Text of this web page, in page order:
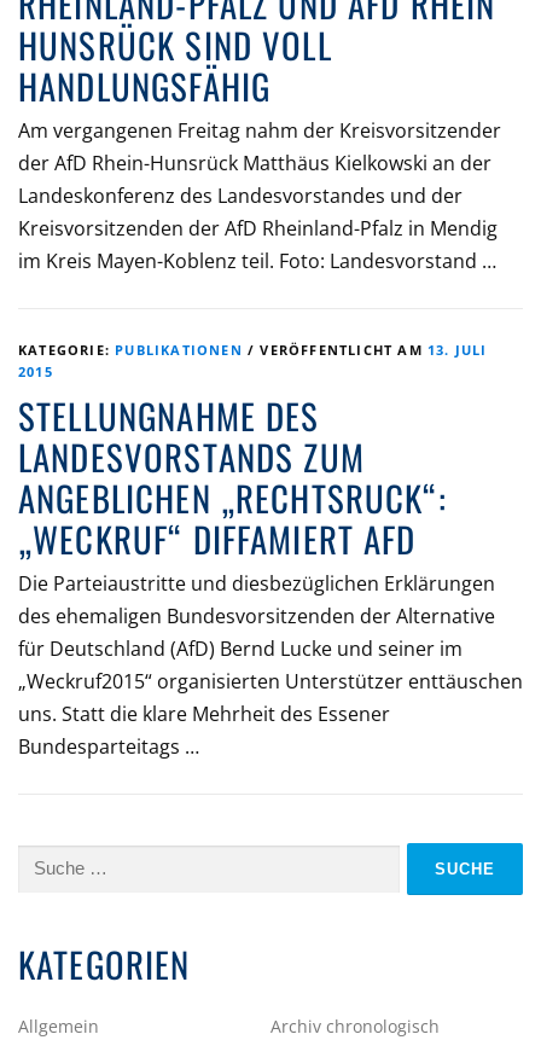
HUNSRÜCK SIND VOLL
HANDLUNGSFÄHIG
Am vergangenen Freitag nahm der Kreisvorsitzender
der AfD Rhein-Hunsrück Matthäus Kielkowski an der
Landeskonferenz des Landesvorstandes und der
Kreisvorsitzenden der AfD Rheinland-Pfalz in Mendig
im Kreis Mayen-Koblenz teil. Foto: Landesvorstand …
KATEGORIE: PUBLIKATIONEN /VERÖFFENTLICHT AM 13. JULI
2015
STELLUNGNAHME DES
LANDESVORSTANDS ZUM
ANGEBLICHEN „RECHTSRUCK“:
„WECKRUF“ DIFFAMIERT AFD
Die Parteiaustritte und diesbezüglichen Erklärungen
des ehemaligen Bundesvorsitzenden der Alternative
für Deutschland (AfD) Bernd Lucke und seiner im
„Weckruf2015“ organisierten Unterstützer enttäuschen
uns. Statt die klare Mehrheit des Essener
Bundesparteitags …
Suche
KATEGORIEN
Allgemein
Archiv chronologisch